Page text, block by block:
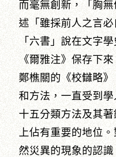
而毫無創新，「胸
述「雖採前人之言
「六書」說在文字
《爾雅注》保存下
鄭樵關的《校讎略
和方法，一直受到
十五分類方法及其
上佔有重要的地位
然災異的現象的認